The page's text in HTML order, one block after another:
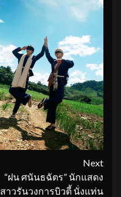
Next
“ฝน ศนันธฉัตร” นักแสดง
สาวรันวงการบิวตี้ นั่งแท่น